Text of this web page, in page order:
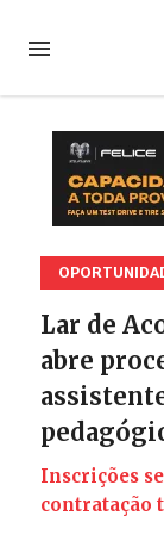
Lar de
abre
Inscrições
contratação